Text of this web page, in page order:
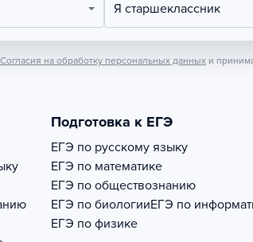
Я старшеклассник
Согласия на обработку персональных данных и
Подготовка к ЕГЭ
ЕГЭ по русскому языку
ЕГЭ по математике
ЕГЭ по обществознанию
ЕГЭ по биологииЕГЭ по
ЕГЭ по физике